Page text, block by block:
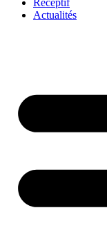
Réceptif
Actualités